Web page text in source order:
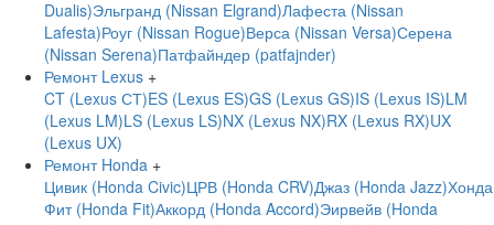
Dualis)Эльгранд (Nissan Elgrand)Лафеста (Nissan
Lafesta)Роуг (Nissan Rogue)Верса (Nissan Versa)Серена
(Nissan Serena)Патфайндер (patfajnder)
Ремонт Lexus +
CT (Lexus СТ)ES (Lexus ES)GS (Lexus GS)IS (Lexus IS)LM
(Lexus LM)LS (Lexus LS)NX (Lexus NX)RX (Lexus RX)UX
(Lexus UX)
Ремонт Honda +
Цивик (Honda Civic)ЦРВ (Honda CRV)Джаз (Honda Jazz)Хонда
Фит (Honda Fit)Аккорд (Honda Accord)Эирвейв (Honda